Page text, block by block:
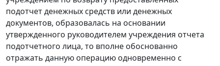
подотчет денежных средств или денежных
документов, образовалась на основании
утвержденного руководителем учреждения отчета
подотчетного лица, то вполне обоснованно
отражать данную операцию одновременно с